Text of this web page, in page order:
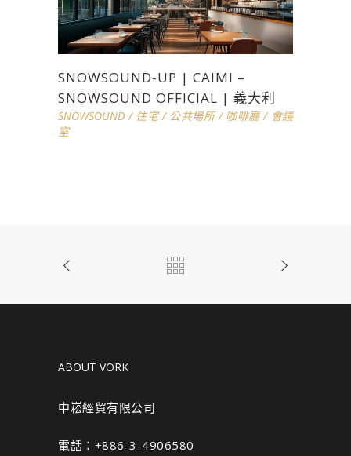
SNOWSOUND-UP | CAIMI –
SNOWSOUND OFFICIAL | 義大利
SNOWSOUND / 住宅/ 公共場所/ 咖啡廳/ 會議
室
ABOUT VORK
中崧經貿有限公司
電話：+886-3-4906580